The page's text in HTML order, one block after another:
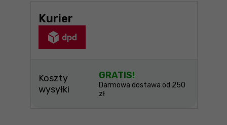
Kurier
Koszty
wysyłki
GRATIS!
Darmowa dostawa od 250
zł